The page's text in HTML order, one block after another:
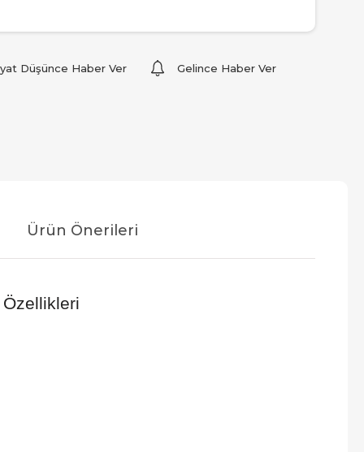
Düşünce Haber Ver Gelince Haber Ver
Ürün Önerileri